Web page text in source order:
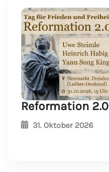
Reformation 2.0
31. Oktober 2026